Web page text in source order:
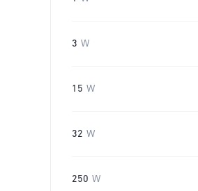
3 W
15 W
32 W
250 W